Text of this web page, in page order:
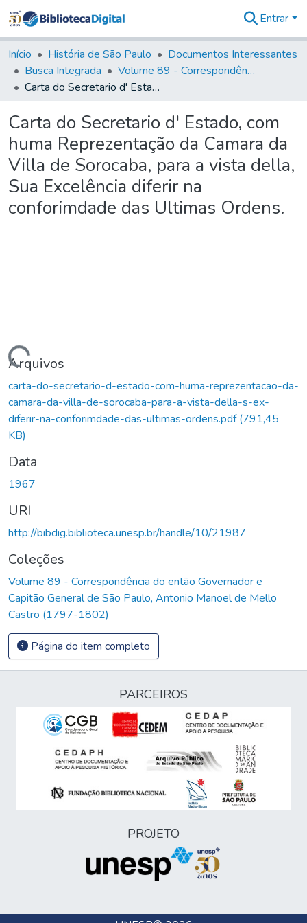
&
Coleções
Tudo na
Biblioteca
Estatísticas
Entrar
Início História de São Paulo
Documentos Interessantes
Busca Integrada
Volume 89 - Correspondência do então Governador e Capitão General de São Paulo, Antonio Manoel de Mello Castro (1797-1802)
Carta do Secretario d' Estado, com huma Reprezentação da Camara da Villa de Sorocaba, para a vista della, Sua Excelência diferir na conforimdade das Ultimas Ordens.
Carta do Secretario d' Estado, com
huma Reprezentação da Camara da
Villa de Sorocaba, para a vista della,
Sua Excelência diferir na
conforimdade das Ultimas Ordens.
Carregando...
Arquivos
carta-do-secretario-d-estado-com-huma-reprezentacao-da-
camara-da-villa-de-sorocaba-para-a-vista-della-s-ex-
diferir-na-conforimdade-das-ultimas-ordens.pdf(791,45
KB)
Data
1967
URI
http://bibdig.biblioteca.unesp.br/handle/10/21987
Coleções
Volume 89 - Correspondência do então Governador e
Capitão General de São Paulo, Antonio Manoel de Mello
Castro (1797-1802)
Página do item completo
PARCEIROS
PROJETO